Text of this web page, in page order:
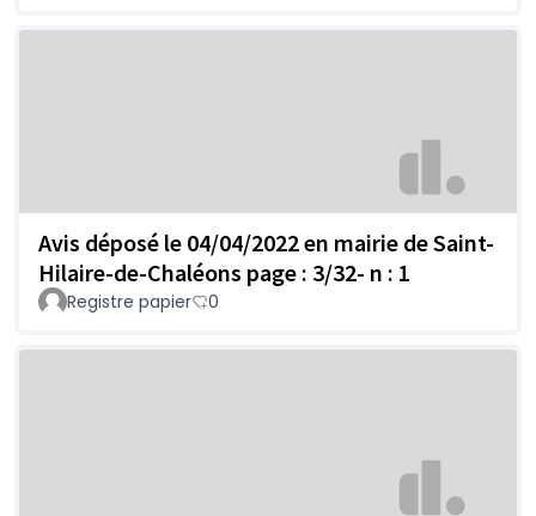
Avis déposé le 04/04/2022 en mairie de Saint-
Hilaire-de-Chaléons page : 3/32- n : 1
Registre papier 0